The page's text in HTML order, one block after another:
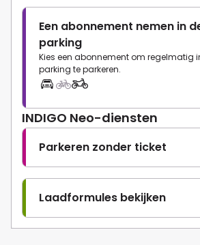
Een abonnement nemen in
parking
Kies een abonnement om regelmatig
parking te parkeren.
INDIGO Neo-diensten
Parkeren zonder ticket
Laadformules bekijken